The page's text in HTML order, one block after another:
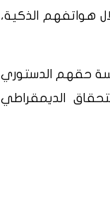
هواتفهم الذكية،
حقهم الدستوري
الديمقراطي